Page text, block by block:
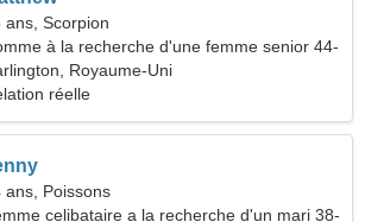
ans, Scorpion
à la recherche d'une femme senior 44-
Royaume-Uni
réelle
ans, Poissons
celibataire a la recherche d'un mari 38-